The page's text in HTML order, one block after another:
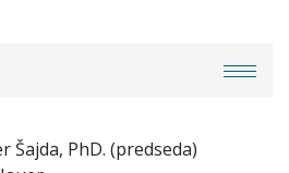
Šajda, PhD. (predseda)